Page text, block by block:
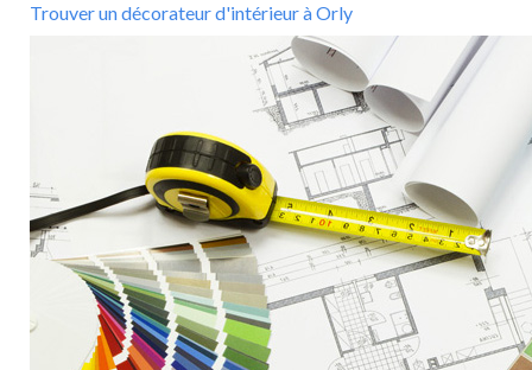
Trouver un décorateur d'intérieur à Orly